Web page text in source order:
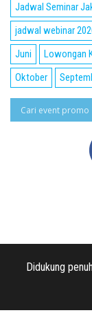
Jadwal Seminar
jadwal webinar
Juni
Lowongan
Oktober
Didukung